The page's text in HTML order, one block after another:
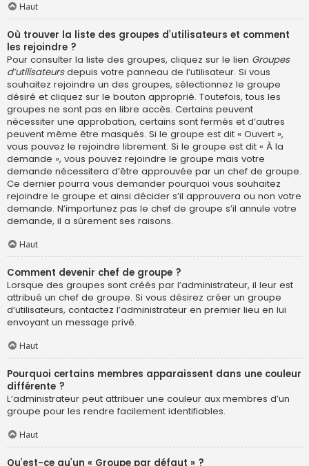
Haut
Où trouver la liste des groupes d’utilisateurs et comment
les rejoindre ?
Pour consulter la liste des groupes, cliquez sur le lien Groupes
d’utilisateursdepuis votre panneau de l’utilisateur. Si vous
souhaitez rejoindre un des groupes, sélectionnez le groupe
désiré et cliquez sur le bouton approprié. Toutefois, tous les
groupes ne sont pas en libre accès. Certains peuvent
nécessiter une approbation, certains sont fermés et d’autres
peuvent même être masqués. Si le groupe est dit « Ouvert »,
vous pouvez le rejoindre librement. Si le groupe est dit « À la
demande », vous pouvez rejoindre le groupe mais votre
demande nécessitera d’être approuvée par un chef de groupe.
Ce dernier pourra vous demander pourquoi vous souhaitez
rejoindre le groupe et ainsi décider s’il approuvera ou non votre
demande. N’importunez pas le chef de groupe s’il annule votre
demande, il a sûrement ses raisons.
Haut
Comment devenir chef de groupe ?
Lorsque des groupes sont créés par l’administrateur, il leur est
attribué un chef de groupe. Si vous désirez créer un groupe
d’utilisateurs, contactez l’administrateur en premier lieu en lui
envoyant un message privé.
Haut
Pourquoi certains membres apparaissent dans une couleur
différente ?
L’administrateur peut attribuer une couleur aux membres d’un
groupe pour les rendre facilement identifiables.
Haut
Qu’est-ce qu’un « Groupe par défaut » ?